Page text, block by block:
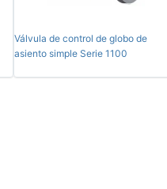
Válvula de control de globo de
asiento simple Serie 1100